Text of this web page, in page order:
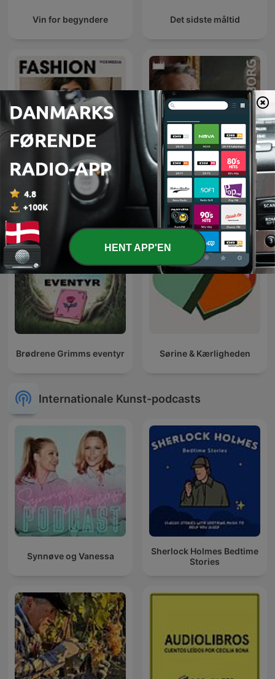
Vin for begyndere Det sidste måltid
Fashion Neurosis with
Bella Freud
PORTRÆT med Tore Leifer
- Frederiksborg
Brødrene Grimms eventyr Sørine & Kærligheden
Internationale Kunst-podcasts
Synnøve og Vanessa
Sherlock Holmes Bedtime
Stories
HENT APP'EN